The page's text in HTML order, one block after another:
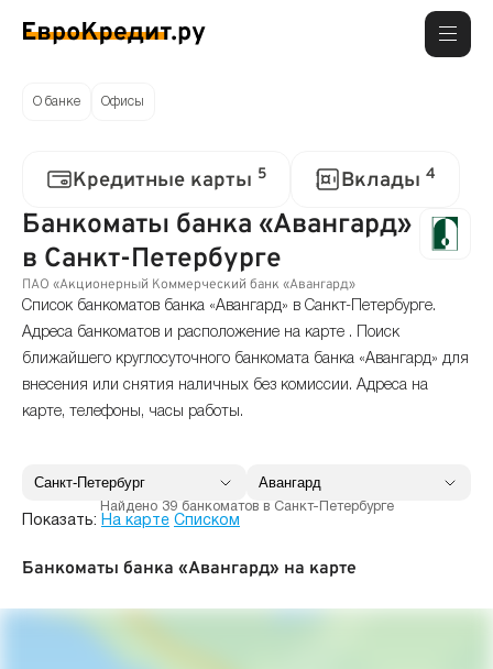
О банке Офисы
Кредитные карты 5 Вклады 4
Банкоматы банка «Авангард»
в Санкт-Петербурге
ПАО «Акционерный Коммерческий банк «Авангард»
Список банкоматов банка «Авангард» в Санкт-Петербурге.
Адреса банкоматов и расположение на карте . Поиск
ближайшего круглосуточного банкомата банка «Авангард» для
внесения или снятия наличных без комиссии. Адреса на
карте, телефоны, часы работы.
Найдено 39 банкоматов в Санкт-Петербурге
Показать: На карте Списком
Банкоматы банка «Авангард» на карте